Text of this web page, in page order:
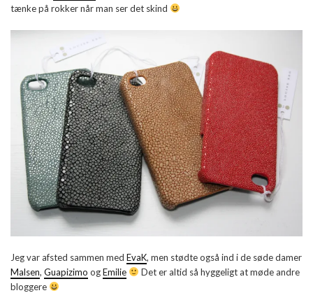
tænke på rokker når man ser det skind
Jeg var afsted sammen med EvaK, men stødte også ind i de søde damer
Malsen, Guapizimo ogEmilie
Det er altid så hyggeligt at møde andre
bloggere